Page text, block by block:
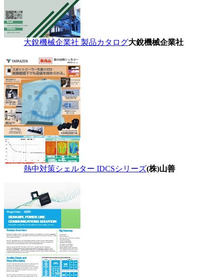
大銳機械企業社 製品カタログ大銳機械企業社
熱中対策シェルター IDCSシリーズ(株)山善